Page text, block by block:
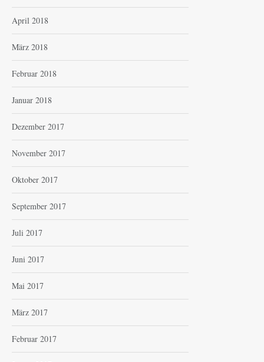
April 2018
März 2018
Februar 2018
Januar 2018
Dezember 2017
November 2017
Oktober 2017
September 2017
Juli 2017
Juni 2017
Mai 2017
März 2017
Februar 2017